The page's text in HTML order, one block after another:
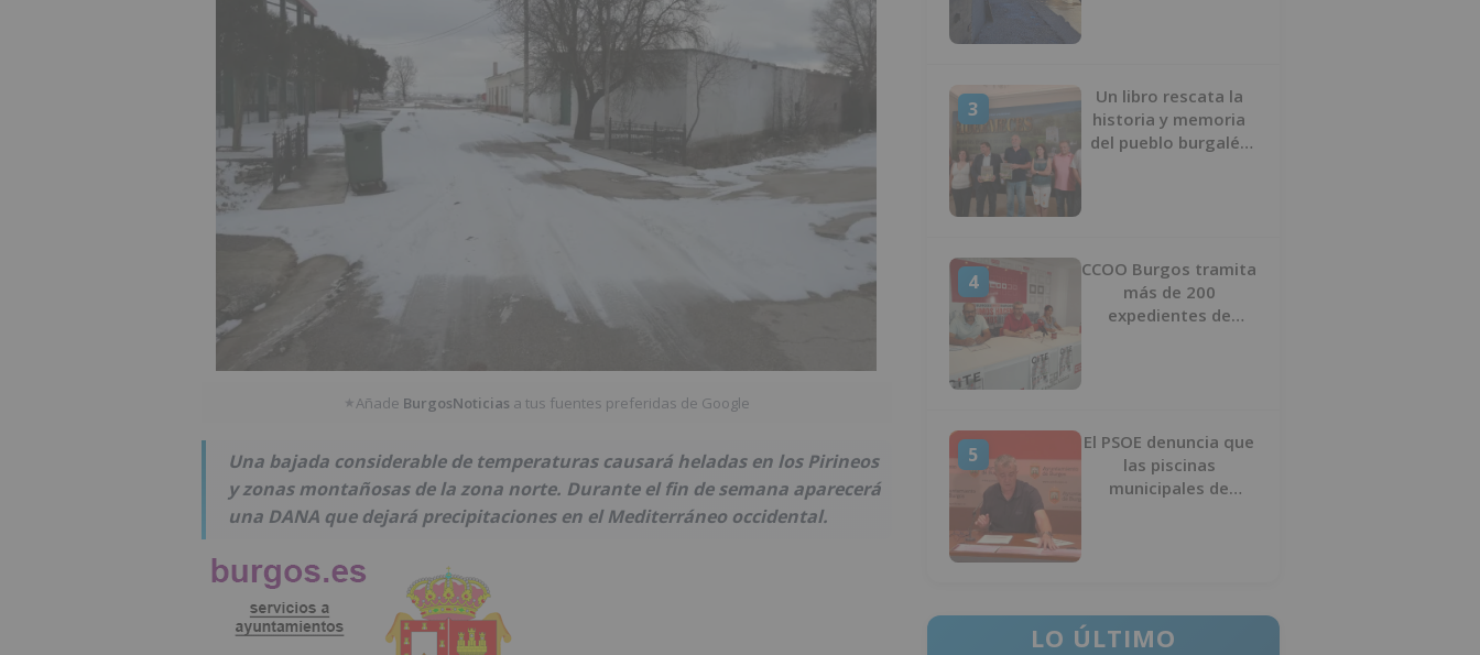
★Añade BurgosNoticias a tus fuentes preferidas de Google
Una bajada considerable de temperaturas causará heladas en los Pirineos
y zonas montañosas de la zona norte. Durante el fin de semana aparecerá
una DANA que dejará precipitaciones en el Mediterráneo occidental.
3
Un libro rescata la
historia y memoria
del pueblo burgalés
4
CCOO Burgos tramita
más de 200
expedientes de
5
El PSOE denuncia que
las piscinas
municipales de
LO ÚLTIMO